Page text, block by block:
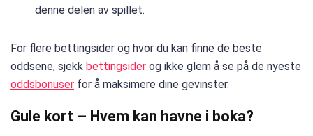
denne delen av spillet.
For flere bettingsider og hvor du kan finne de beste
oddsene, sjekk bettingsider og ikke glem å se på de nyeste
oddsbonuser for å maksimere dine gevinster.
Gule kort – Hvem kan havne i boka?